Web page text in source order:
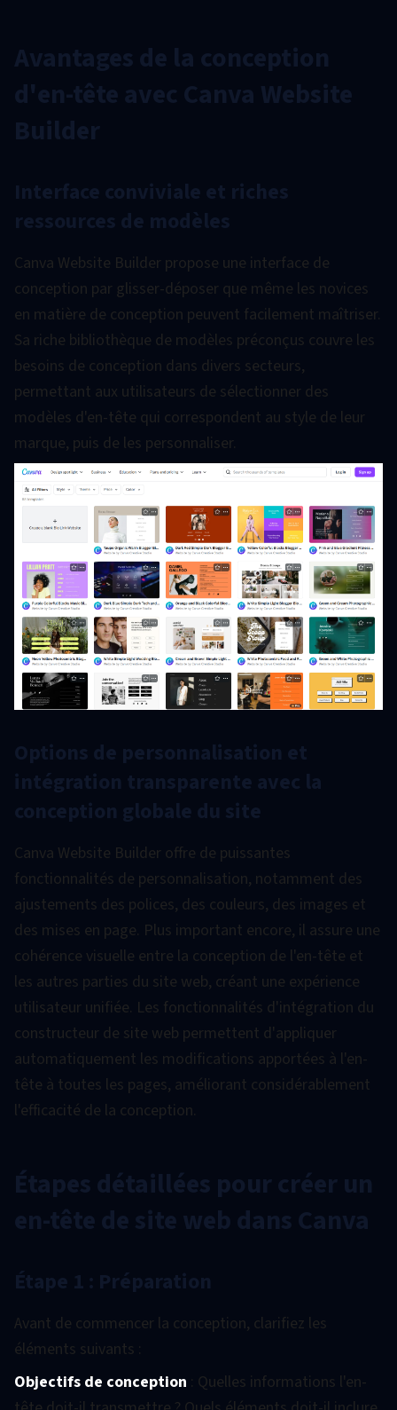
Avantages de la conception
d'en-tête avec Canva Website
Builder
Interface conviviale et riches
ressources de modèles
Canva Website Builder propose une interface de
conception par glisser-déposer que même les novices
en matière de conception peuvent facilement maîtriser.
Sa riche bibliothèque de modèles préconçus couvre les
besoins de conception dans divers secteurs,
permettant aux utilisateurs de sélectionner des
modèles d'en-tête qui correspondent au style de leur
marque, puis de les personnaliser.
Options de personnalisation et
intégration transparente avec la
conception globale du site
Canva Website Builder offre de puissantes
fonctionnalités de personnalisation, notamment des
ajustements des polices, des couleurs, des images et
des mises en page. Plus important encore, il assure une
cohérence visuelle entre la conception de l'en-tête et
les autres parties du site web, créant une expérience
utilisateur unifiée. Les fonctionnalités d'intégration du
constructeur de site web permettent d'appliquer
automatiquement les modifications apportées à l'en-
tête à toutes les pages, améliorant considérablement
l'efficacité de la conception.
Étapes détaillées pour créer un
en-tête de site web dans Canva
Étape 1 : Préparation
Avant de commencer la conception, clarifiez les
éléments suivants :
Objectifs de conception : Quelles informations l'en-